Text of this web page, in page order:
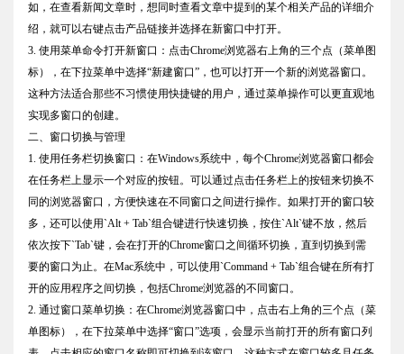
如，在查看新闻文章时，想同时查看文章中提到的某个相关产品的详细介
绍，就可以右键点击产品链接并选择在新窗口中打开。
3. 使用菜单命令打开新窗口：点击Chrome浏览器右上角的三个点（菜单图
标），在下拉菜单中选择“新建窗口”，也可以打开一个新的浏览器窗口。
这种方法适合那些不习惯使用快捷键的用户，通过菜单操作可以更直观地
实现多窗口的创建。
二、窗口切换与管理
1. 使用任务栏切换窗口：在Windows系统中，每个Chrome浏览器窗口都会
在任务栏上显示一个对应的按钮。可以通过点击任务栏上的按钮来切换不
同的浏览器窗口，方便快速在不同窗口之间进行操作。如果打开的窗口较
多，还可以使用`Alt + Tab`组合键进行快速切换，按住`Alt`键不放，然后
依次按下`Tab`键，会在打开的Chrome窗口之间循环切换，直到切换到需
要的窗口为止。在Mac系统中，可以使用`Command + Tab`组合键在所有打
开的应用程序之间切换，包括Chrome浏览器的不同窗口。
2. 通过窗口菜单切换：在Chrome浏览器窗口中，点击右上角的三个点（菜
单图标），在下拉菜单中选择“窗口”选项，会显示当前打开的所有窗口列